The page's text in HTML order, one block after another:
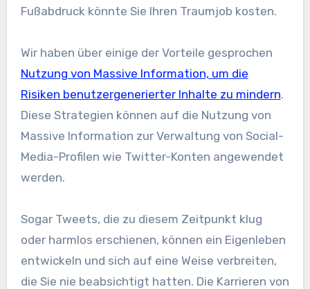
Fußabdruck könnte Sie Ihren Traumjob kosten.
Wir haben über einige der Vorteile gesprochen
Nutzung von Massive Information, um die
Risiken benutzergenerierter Inhalte zu mindern.
Diese Strategien können auf die Nutzung von
Massive Information zur Verwaltung von Social-
Media-Profilen wie Twitter-Konten angewendet
werden.
Sogar Tweets, die zu diesem Zeitpunkt klug
oder harmlos erschienen, können ein Eigenleben
entwickeln und sich auf eine Weise verbreiten,
die Sie nie beabsichtigt hatten. Die Karrieren von